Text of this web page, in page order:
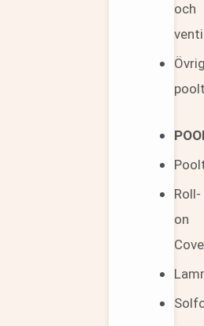
och
Roll-
on